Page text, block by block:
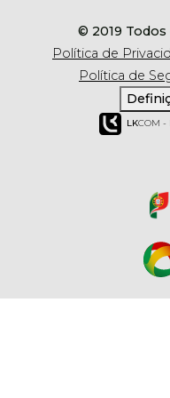
© 2019
Política de
Política de
LKCOM -